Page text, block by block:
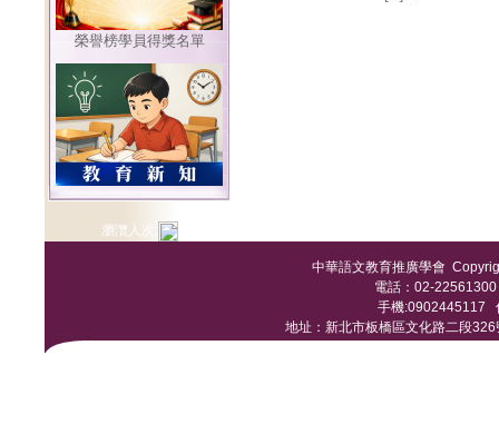
榮譽榜學員得獎名單
瀏灠人次:
中華語文教育推廣學會
電話：02-
手機:0902445117
地址：新北市板橋區文化路二段